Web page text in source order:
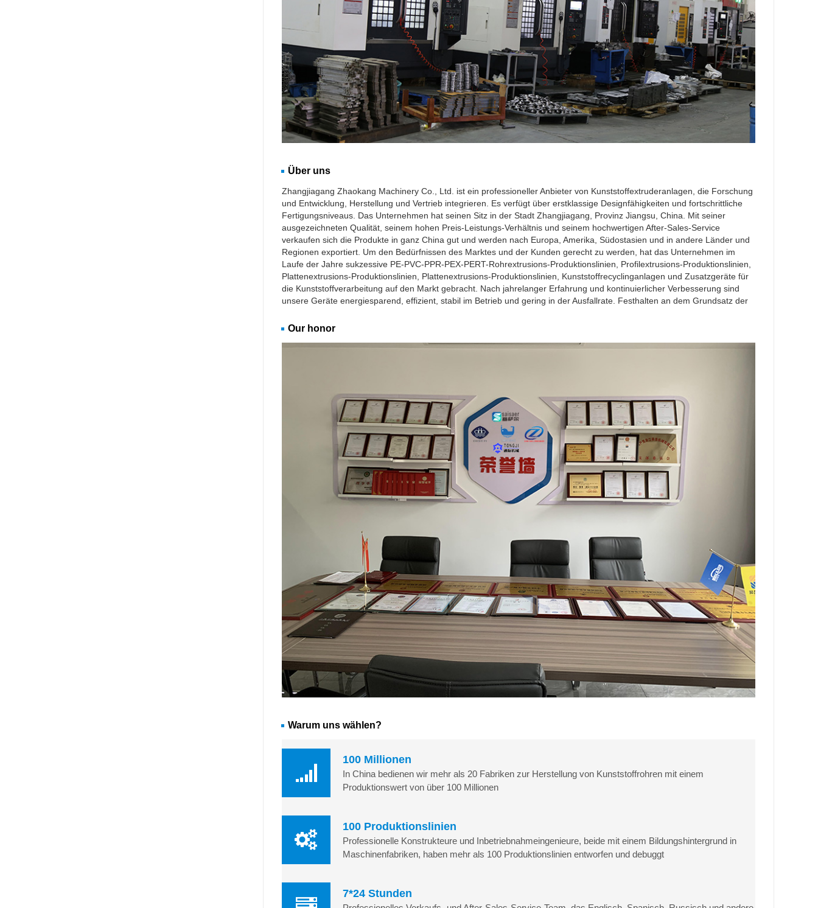
Über uns
Zhangjiagang Zhaokang Machinery Co., Ltd. ist ein professioneller Anbieter von Kunststoffextruderanlagen, die Forschung
und Entwicklung, Herstellung und Vertrieb integrieren. Es verfügt über erstklassige Designfähigkeiten und fortschrittliche
Fertigungsniveaus. Das Unternehmen hat seinen Sitz in der Stadt Zhangjiagang, Provinz Jiangsu, China. Mit seiner
ausgezeichneten Qualität, seinem hohen Preis-Leistungs-Verhältnis und seinem hochwertigen After-Sales-Service
verkaufen sich die Produkte in ganz China gut und werden nach Europa, Amerika, Südostasien und in andere Länder und
Regionen exportiert. Um den Bedürfnissen des Marktes und der Kunden gerecht zu werden, hat das Unternehmen im
Laufe der Jahre sukzessive PE-PVC-PPR-PEX-PERT-Rohrextrusions-Produktionslinien, Profilextrusions-Produktionslinien,
Plattenextrusions-Produktionslinien, Plattenextrusions-Produktionslinien, Kunststoffrecyclinganlagen und Zusatzgeräte für
die Kunststoffverarbeitung auf den Markt gebracht. Nach jahrelanger Erfahrung und kontinuierlicher Verbesserung sind
unsere Geräte energiesparend, effizient, stabil im Betrieb und gering in der Ausfallrate. Festhalten an dem Grundsatz der
Our honor
Warum uns wählen?
100 Millionen
In China bedienen wir mehr als 20 Fabriken zur Herstellung von Kunststoffrohren mit einem
Produktionswert von über 100 Millionen
100 Produktionslinien
Professionelle Konstrukteure und Inbetriebnahmeingenieure, beide mit einem Bildungshintergrund in
Maschinenfabriken, haben mehr als 100 Produktionslinien entworfen und debuggt
7*24 Stunden